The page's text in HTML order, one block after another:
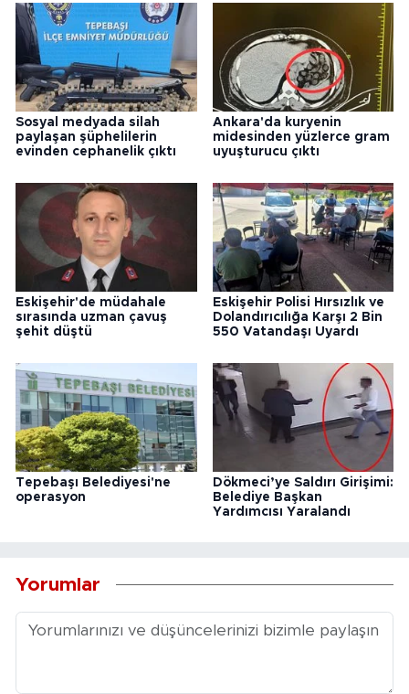
Sosyal medyada silah
paylaşan şüphelilerin
evinden cephanelik çıktı
Ankara'da kuryenin
midesinden yüzlerce gram
uyuşturucu çıktı
Eskişehir'de müdahale
sırasında uzman çavuş
şehit düştü
Eskişehir Polisi Hırsızlık ve
Dolandırıcılığa Karşı 2 Bin
550 Vatandaşı Uyardı
Tepebaşı Belediyesi'ne
operasyon
Dökmeci’ye Saldırı Girişimi:
Belediye Başkan
Yardımcısı Yaralandı
Yorumlar